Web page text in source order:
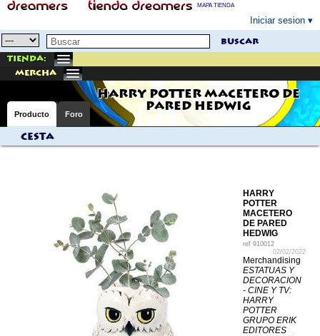
MAPA TIENDA
Iniciar sesion
buscar
Tienda:
mercha
HARRY POTTER MACETERO DE
PARED HEDWIG
Producto Foro
Cesta
HARRY
POTTER
MACETERO
DE PARED
HEDWIG
ref 910012
02/02/2022
Merchandising
ESTATUAS Y
DECORACION
- CINE Y TV:
HARRY
POTTER
GRUPO ERIK
EDITORES